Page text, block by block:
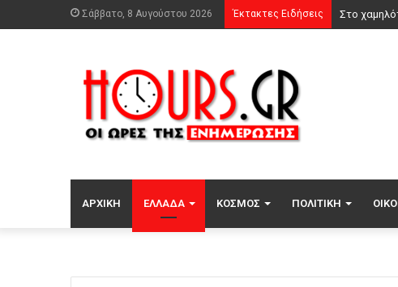
Σάββατο, 8 Αυγούστου 2026 Έκτακτες Ειδήσεις Τρόμος για
ΑΡΧΙΚΉ ΕΛΛΆΔΑ ΚΌΣΜΟΣ ΠΟΛΙΤΙΚΉ